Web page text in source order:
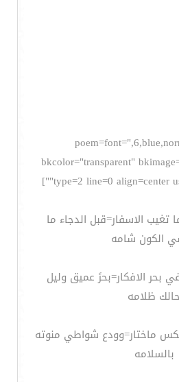
bkcolor="transparent"
type=2 line=0 align=center
الاسفار=قبل الدجاء ما
الكون شامه
بحر الافكار=بحرً عميق وليل
حالك ظلامه
ماختار=وودع شواطي منوته
بالسلامه